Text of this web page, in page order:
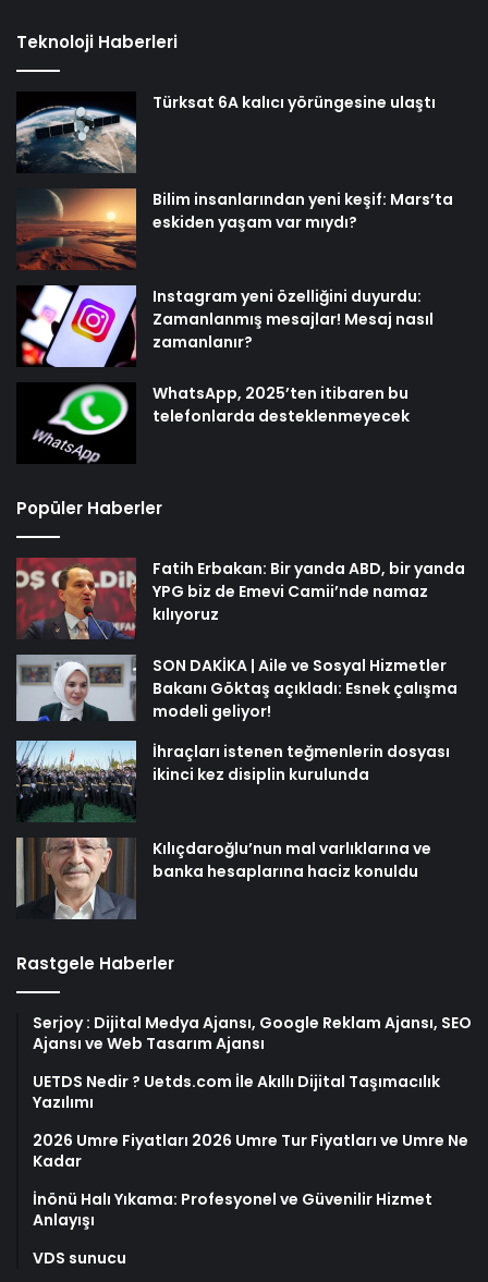
Teknoloji Haberleri
Türksat 6A kalıcı yörüngesine ulaştı
Bilim insanlarından yeni keşif: Mars’ta
eskiden yaşam var mıydı?
Instagram yeni özelliğini duyurdu:
Zamanlanmış mesajlar! Mesaj nasıl
zamanlanır?
WhatsApp, 2025’ten itibaren bu
telefonlarda desteklenmeyecek
Popüler Haberler
Fatih Erbakan: Bir yanda ABD, bir yanda
YPG biz de Emevi Camii’nde namaz
kılıyoruz
SON DAKİKA | Aile ve Sosyal Hizmetler
Bakanı Göktaş açıkladı: Esnek çalışma
modeli geliyor!
İhraçları istenen teğmenlerin dosyası
ikinci kez disiplin kurulunda
Kılıçdaroğlu’nun mal varlıklarına ve
banka hesaplarına haciz konuldu
Rastgele Haberler
Serjoy : Dijital Medya Ajansı, Google Reklam Ajansı, SEO
Ajansı ve Web Tasarım Ajansı
UETDS Nedir ? Uetds.com İle Akıllı Dijital Taşımacılık
Yazılımı
2026 Umre Fiyatları 2026 Umre Tur Fiyatları ve Umre Ne
Kadar
İnönü Halı Yıkama: Profesyonel ve Güvenilir Hizmet
Anlayışı
VDS sunucu